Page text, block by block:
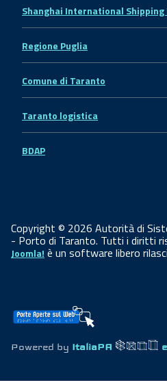
Shanghai International
Regione Puglia
Comune di Taranto
Taranto logistica
BDAP
Copyright © 2026 Autorità di
- Porto di Taranto. Tutti i diritti
Joomla! è un software libero
Powered by ItaliaPA